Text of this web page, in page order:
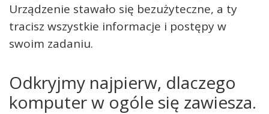
Urządzenie stawało się bezużyteczne, a ty
tracisz wszystkie informacje i postępy w
swoim zadaniu.
Odkryjmy najpierw, dlaczego
komputer w ogóle się zawiesza.